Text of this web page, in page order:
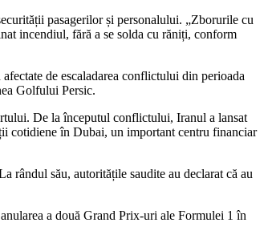
pasagerilor și personalului. „Zborurile cu
incendiul, fără a se solda cu răniți, conform
de escaladarea conflictului din perioada
Golfului Persic.
De la începutul conflictului, Iranul a lansat
cotidiene în Dubai, un important centru financiar
rândul său, autoritățile saudite au declarat că au
a două Grand Prix-uri ale Formulei 1 în